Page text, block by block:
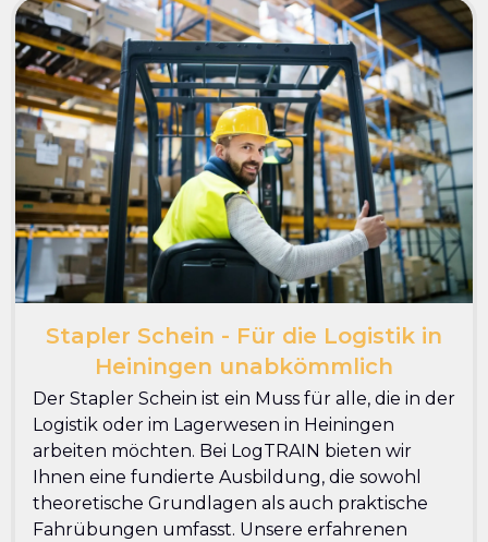
Stapler Schein - Für die Logistik in
Heiningen unabkömmlich
Der Stapler Schein ist ein Muss für alle, die in der
Logistik oder im Lagerwesen in Heiningen
arbeiten möchten. Bei LogTRAIN bieten wir
Ihnen eine fundierte Ausbildung, die sowohl
theoretische Grundlagen als auch praktische
Fahrübungen umfasst. Unsere erfahrenen